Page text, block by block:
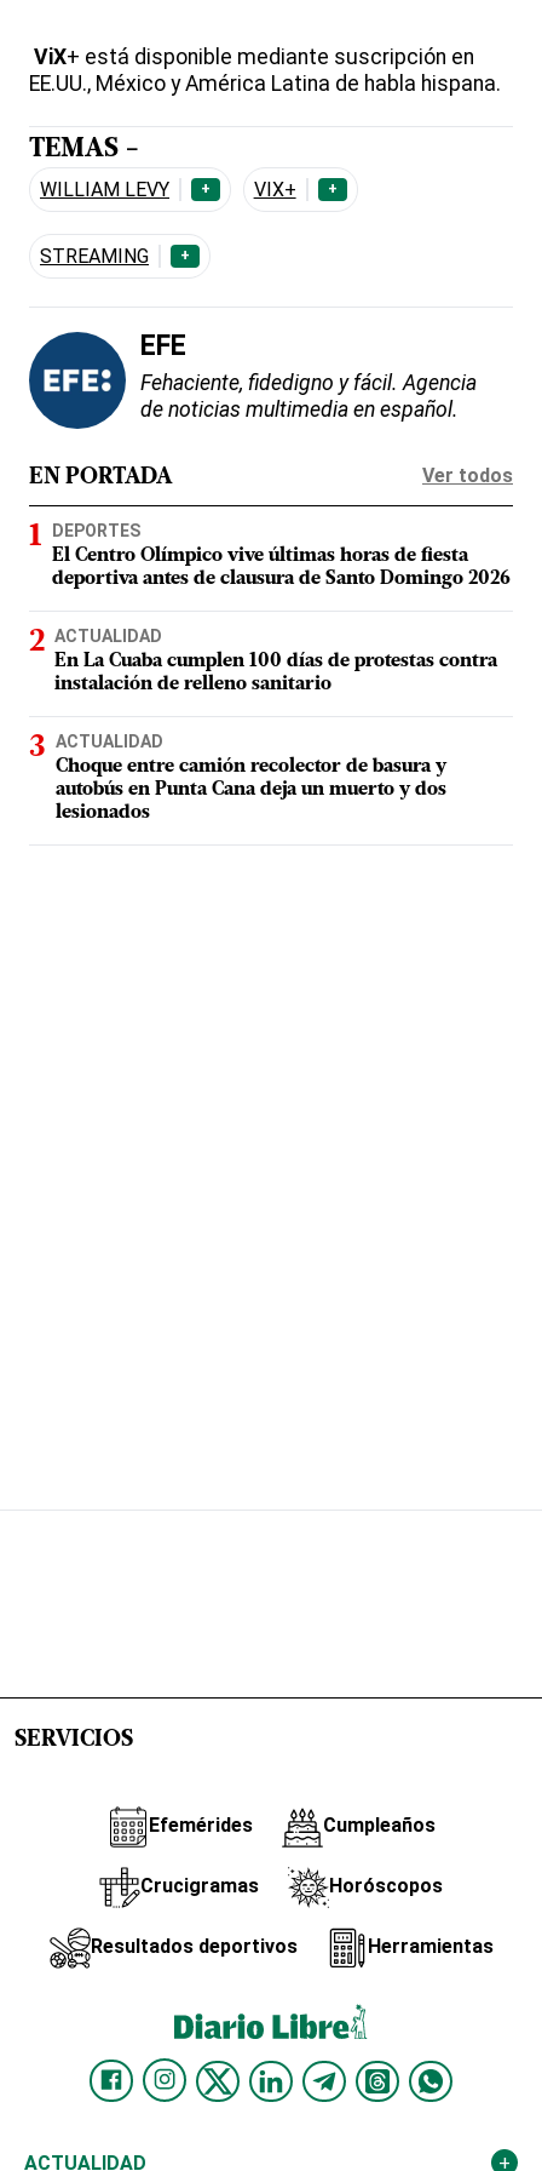
ViX+ está disponible mediante suscripción en
EE.UU., México y América Latina de habla hispana.
TEMAS -
WILLIAM LEVY + VIX+ +
STREAMING +
EFE
Fehaciente, fidedigno y fácil. Agencia
de noticias multimedia en español.
EN PORTADA Ver todos
DEPORTES
El Centro Olímpico vive últimas horas de fiesta
deportiva antes de clausura de Santo Domingo 2026
ACTUALIDAD
En La Cuaba cumplen 100 días de protestas contra
instalación de relleno sanitario
ACTUALIDAD
Choque entre camión recolector de basura y
autobús en Punta Cana deja un muerto y dos
lesionados
SERVICIOS
Efemérides Cumpleaños
Crucigramas Horóscopos
Resultados deportivos Herramientas
ACTUALIDAD